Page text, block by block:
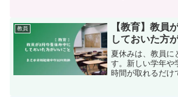
ます。保護者面
徒の教育や進路に
教員
【教育】教員
しておいた方
夏休みは、教員に
す。新しい学年や
時間が取れるだけ